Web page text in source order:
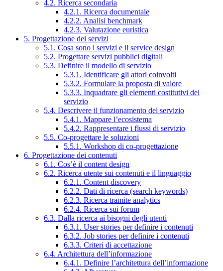
4.2. Ricerca secondaria
4.2.1. Ricerca documentale
4.2.2. Analisi benchmark
4.2.3. Valutazione euristica
5. Progettazione dei servizi
5.1. Cosa sono i servizi e il service design
5.2. Progettare servizi pubblici digitali
5.3. Definire il modello di servizio
5.3.1. Identificare gli attori coinvolti
5.3.2. Formulare la proposta di valore
5.3.3. Inquadrare gli elementi costitutivi del
servizio
5.4. Descrivere il funzionamento del servizio
5.4.1. Mappare l’ecosistema
5.4.2. Rappresentare i flussi di servizio
5.5. Co-progettare le soluzioni
5.5.1. Workshop di co-progettazione
6. Progettazione dei contenuti
6.1. Cos’è il content design
6.2. Ricerca utente sui contenuti e il linguaggio
6.2.1. Content discovery
6.2.2. Dati di ricerca (search keywords)
6.2.3. Ricerca tramite analytics
6.2.4. Ricerca sui forum
6.3. Dalla ricerca ai bisogni degli utenti
6.3.1. User stories per definire i contenuti
6.3.2. Job stories per definire i contenuti
6.3.3. Criteri di accettazione
6.4. Architettura dell’informazione
6.4.1. Definire l’architettura dell’informazione